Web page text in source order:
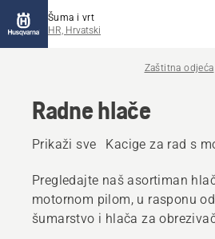
Šuma i vrt
HR, Hrvatski
Zaštitna odjeća
Radne hlače
Prikaži sve Kacige za rad s
Pregledajte naš asortiman
motornom pilom, u rasponu
šumarstvo i hlača za